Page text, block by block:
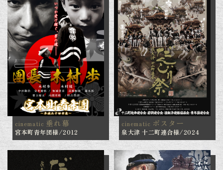
cinematic 垂れ幕
宮本町青年団様/2012
cinematic ポスター
泉大津 十二町連合様/2024